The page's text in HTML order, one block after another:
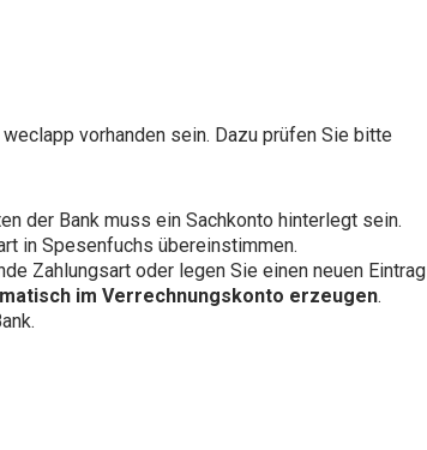
vorhanden sein. Dazu prüfen Sie bitte
der Bank muss ein Sachkonto hinterlegt sein.
in Spesenfuchs übereinstimmen.
Zahlungsart oder legen Sie einen neuen Eintrag
im Verrechnungskonto erzeugen.